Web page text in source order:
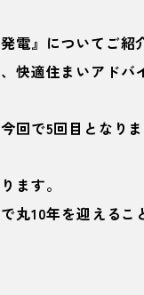
電』についてご紹
快適住まいアド
回で5回目となり
ます。
丸10年を迎える